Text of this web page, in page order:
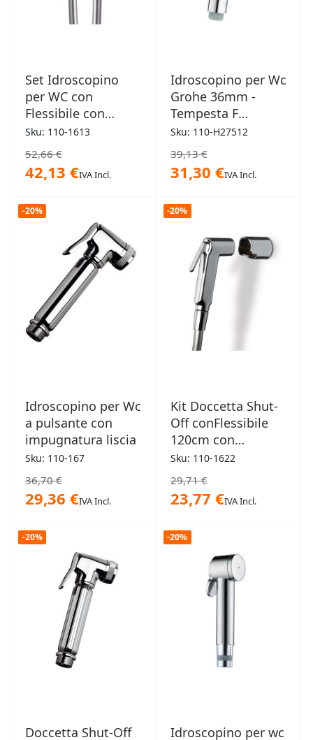
Set Idroscopino
per WC con
Flessibile con
Supporto Lux
Sku: 110-1613
52,66 €
42,13 €IVA Incl.
Idroscopino per Wc
Grohe 36mm -
Tempesta F
Idroscopino 30
Sku: 110-H27512
39,13 €
31,30 €IVA Incl.
-20%
Idroscopino per Wc
a pulsante con
impugnatura liscia
Sku: 110-167
36,70 €
29,36 €IVA Incl.
-20%
Kit Doccetta Shut-
Off conFlessibile
120cm con
Supporto
Sku: 110-1622
29,71 €
23,77 €IVA Incl.
-20%
Doccetta Shut-Off
-20%
Idroscopino per wc